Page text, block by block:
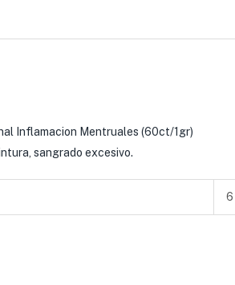
Inflamacion Mentruales (60ct/1gr)
sangrado excesivo.
6